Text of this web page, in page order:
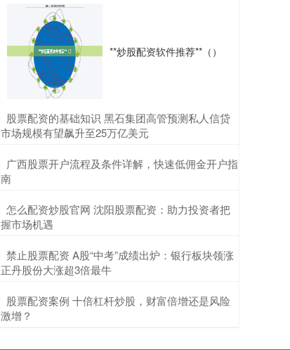
轻松获得更多杠杆
上虞股票配资平台为投资者提供专业的配资服务，
助力他们放大资金杠杆股票配资行业，提升投资收
益。平台拥有雄厚的资金实力和完善
炒股资金配资：杠杆与风险指南
轻松获得更多杠杆 2026-06-13
在股市投资中，资金配资作为一种放大收益的手
资，简单来说就是投资者通过向配资公司
松撬动资本杠杆
股票配资平台
在当今竞争激烈的金融市场中，股票配资已成为投
资者撬动资本杠杆，放大收益的有效工具。清远股
票配资平台应运而生，为投资者提供
**炒股配资软件推荐**（）
​股票配资的基础知识 黑石集团高管预测私人信贷
市场规模有望飙升至25万亿美元
​广西股票开户流程及条件详解，快速低佣金开户指
南
​怎么配资炒股官网 沈阳股票配资：助力投资者把
握市场机遇
​禁止股票配资 A股“中考”成绩出炉：银行板块领涨
正丹股份大涨超3倍最牛
​股票配资案例 十倍杠杆炒股，财富倍增还是风险
激增？